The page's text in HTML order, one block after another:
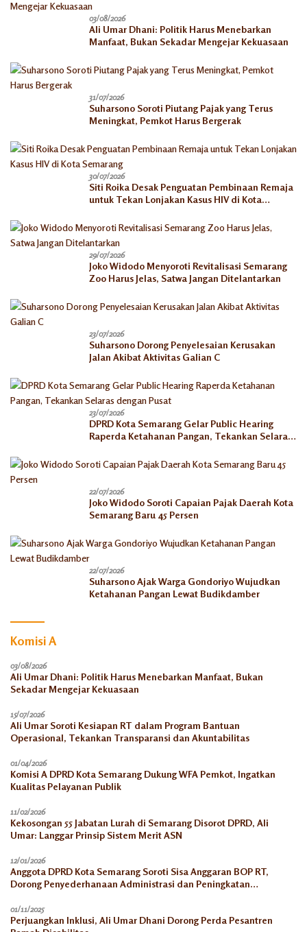
03/08/2026
Ali Umar Dhani: Politik Harus Menebarkan
Manfaat, Bukan Sekadar Mengejar Kekuasaan
31/07/2026
Suharsono Soroti Piutang Pajak yang Terus
Meningkat, Pemkot Harus Bergerak
30/07/2026
Siti Roika Desak Penguatan Pembinaan Remaja
untuk Tekan Lonjakan Kasus HIV di Kota
29/07/2026
Joko Widodo Menyoroti Revitalisasi Semarang
Zoo Harus Jelas, Satwa Jangan Ditelantarkan
23/07/2026
Suharsono Dorong Penyelesaian Kerusakan
Jalan Akibat Aktivitas Galian C
23/07/2026
DPRD Kota Semarang Gelar Public Hearing
Raperda Ketahanan Pangan, Tekankan Selaras
22/07/2026
Joko Widodo Soroti Capaian Pajak Daerah Kota
Semarang Baru 45 Persen
22/07/2026
Suharsono Ajak Warga Gondoriyo Wujudkan
Ketahanan Pangan Lewat Budikdamber
Komisi A
03/08/2026
Ali Umar Dhani: Politik Harus Menebarkan Manfaat, Bukan
Sekadar Mengejar Kekuasaan
15/07/2026
Ali Umar Soroti Kesiapan RT dalam Program Bantuan
Operasional, Tekankan Transparansi dan Akuntabilitas
01/04/2026
Komisi A DPRD Kota Semarang Dukung WFA Pemkot, Ingatkan
Kualitas Pelayanan Publik
11/02/2026
Kekosongan 55 Jabatan Lurah di Semarang Disorot DPRD, Ali
Umar: Langgar Prinsip Sistem Merit ASN
12/01/2026
Anggota DPRD Kota Semarang Soroti Sisa Anggaran BOP RT,
Dorong Penyederhanaan Administrasi dan Peningkatan
01/11/2025
Perjuangkan Inklusi, Ali Umar Dhani Dorong Perda Pesantren